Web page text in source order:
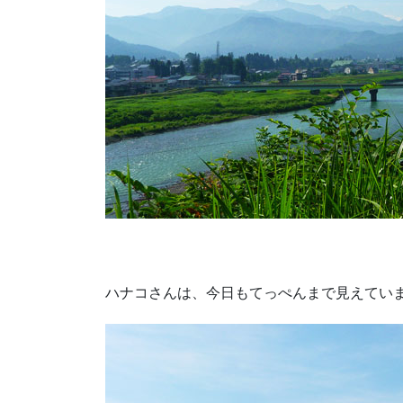
ハナコさんは、今日もてっぺんまで見えてい